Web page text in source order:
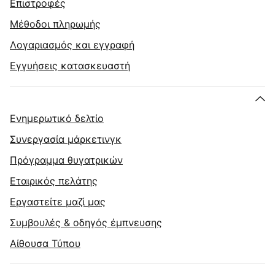
Επιστροφές
Μέθοδοι πληρωμής
Λογαριασμός και εγγραφή
Εγγυήσεις κατασκευαστή
Ενημερωτικό δελτίο
Συνεργασία μάρκετινγκ
Πρόγραμμα θυγατρικών
Εταιρικός πελάτης
Εργαστείτε μαζί μας
Συμβουλές & οδηγός έμπνευσης
Αίθουσα Τύπου